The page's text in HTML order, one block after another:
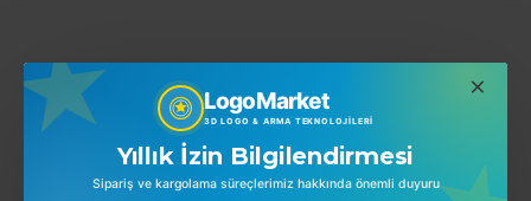
LogoMarket
3D LOGO & ARMA TEKNOLOJILERI
Yıllık İzin Bilgilendirmesi
Sipariş ve kargolama süreçlerimiz hakkında önemli duyuru
YORUMLAR
BENZER ÜRÜNLER